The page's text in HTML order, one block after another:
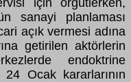
için örgütlerken,
sanayi planlaması
açık vermesi adına
getirilen aktörlerin
endoktrine
Ocak kararlarının